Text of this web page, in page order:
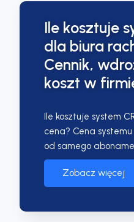
Ile kosztuje
dla biura
Cennik,
koszt w
Ile kosztuje system
cena? Cena
od samego
Zobacz więcej